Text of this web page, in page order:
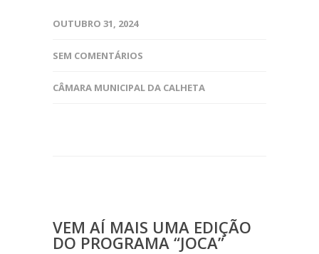
OUTUBRO 31, 2024
SEM COMENTÁRIOS
CÂMARA MUNICIPAL DA CALHETA
VEM AÍ MAIS UMA EDIÇÃO
DO PROGRAMA “JOCA”